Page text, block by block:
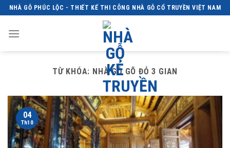
Skip
to
content
NHÀ GỖ PHÚC LỘC - THIẾT KẾ THI CÔNG NHÀ GỖ CỔ TRUYỀN VIỆT NAM
TỪ KHÓA: NHÀ GỖ GÕ ĐỎ 3 GIAN
04
Th10